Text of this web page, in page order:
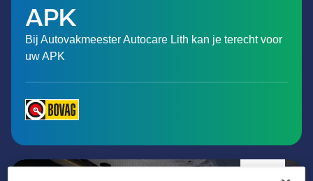
APK
Bij Autovakmeester Autocare Lith kan je terecht voor
uw APK